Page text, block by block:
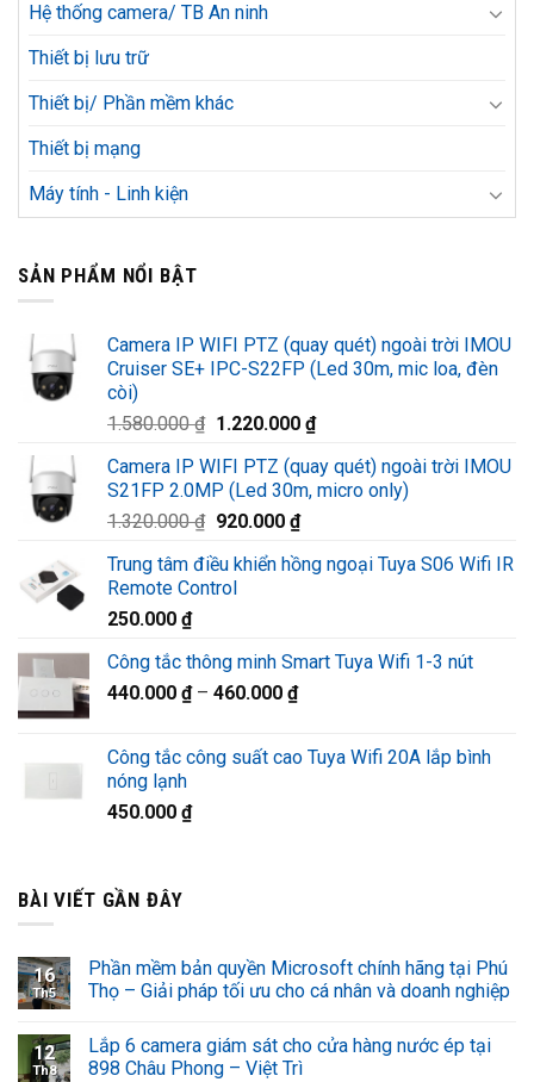
Hệ thống camera/ TB An ninh
Thiết bị lưu trữ
Thiết bị/ Phần mềm khác
Thiết bị mạng
Máy tính - Linh kiện
SẢN PHẨM NỔI BẬT
Camera IP WIFI PTZ (quay quét) ngoài trời IMOU
Cruiser SE+ IPC-S22FP (Led 30m, mic loa, đèn
còi)
1.580.000₫ Giá
là:
1.580.000 ₫.
1.220.000 ₫Giá
tại
là:
Camera IP WIFI PTZ (quay quét) ngoài trời IMOU
S21FP 2.0MP (Led 30m, micro only)
1.320.000₫ Giá
là:
1.320.000 ₫.
920.000 ₫Giá
tại
Trung tâm điều khiển hồng ngoại Tuya S06 Wifi IR
Remote Control
250.000 ₫
Công tắc thông minh Smart Tuya Wifi 1-3 nút
440.000 ₫– 460.000 ₫
Công tắc công suất cao Tuya Wifi 20A lắp bình
nóng lạnh
450.000 ₫
BÀI VIẾT GẦN ĐÂY
16
Th5
Phần mềm bản quyền Microsoft chính hãng tại Phú
Thọ – Giải pháp tối ưu cho cá nhân và doanh nghiệp
12
Th8
Lắp 6 camera giám sát cho cửa hàng nước ép tại
898 Châu Phong – Việt Trì